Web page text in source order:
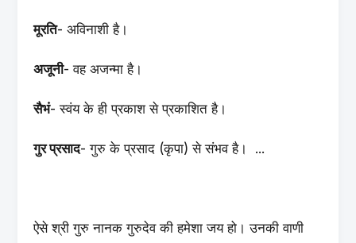
मूरति- अविनाशी है।
अजूनी- वह अजन्मा है।
सैभं- स्वंय के ही प्रकाश से प्रकाशित है।
गुर प्रसाद- गुरु के प्रसाद (कृपा) से संभव है। ...
ऐसे श्री गुरु नानक गुरुदेव की हमेशा जय हो। उनकी वाणी